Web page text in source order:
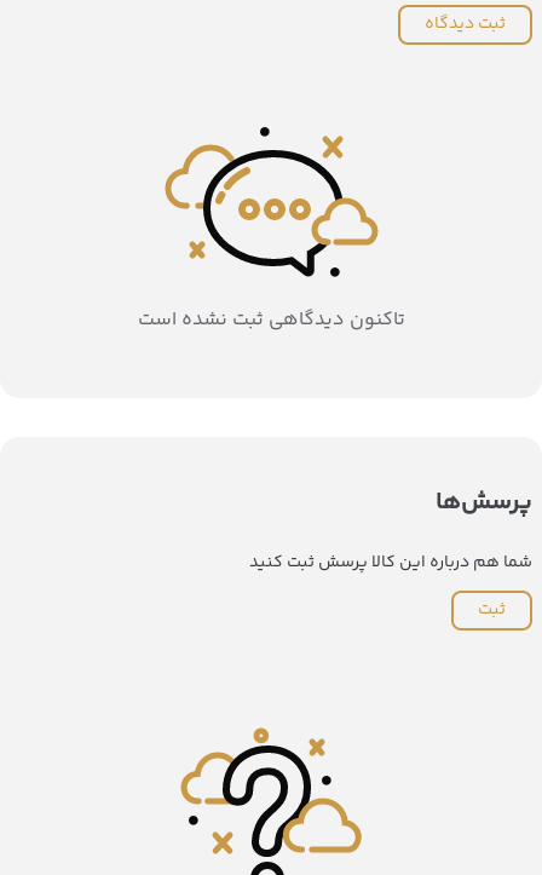
ثبت دیدگاه
تاکنون دیدگاهی ثبت نشده است
پرسش‌ها
شما هم درباره این کالا پرسش ثبت کنید
ثبت